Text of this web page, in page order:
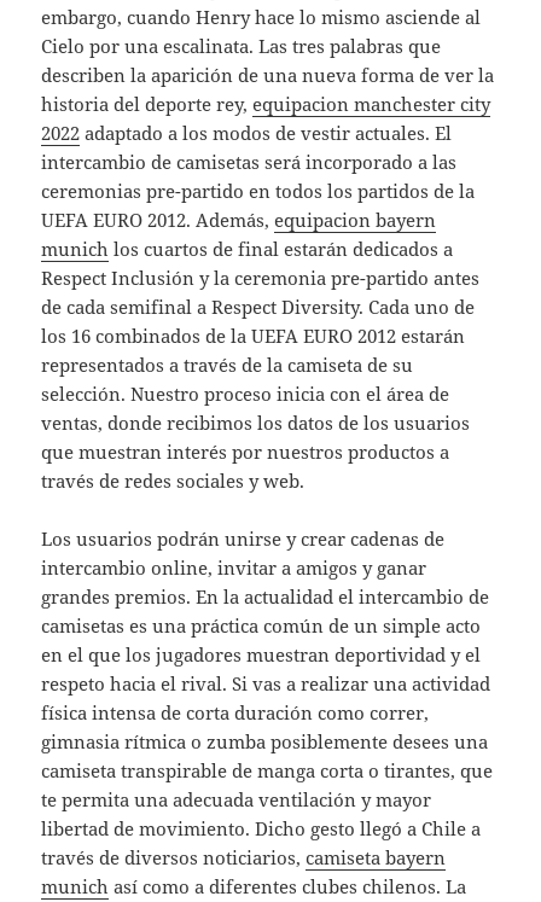
embargo, cuando Henry hace lo mismo asciende al
Cielo por una escalinata. Las tres palabras que
describen la aparición de una nueva forma de ver la
historia del deporte rey,equipacion manchester city
2022 adaptado a los modos de vestir actuales. El
intercambio de camisetas será incorporado a las
ceremonias pre-partido en todos los partidos de la
UEFA EURO 2012. Además,equipacion bayern
munich los cuartos de final estarán dedicados a
Respect Inclusión y la ceremonia pre-partido antes
de cada semifinal a Respect Diversity. Cada uno de
los 16 combinados de la UEFA EURO 2012 estarán
representados a través de la camiseta de su
selección. Nuestro proceso inicia con el área de
ventas, donde recibimos los datos de los usuarios
que muestran interés por nuestros productos a
través de redes sociales y web.
Los usuarios podrán unirse y crear cadenas de
intercambio online, invitar a amigos y ganar
grandes premios. En la actualidad el intercambio de
camisetas es una práctica común de un simple acto
en el que los jugadores muestran deportividad y el
respeto hacia el rival. Si vas a realizar una actividad
física intensa de corta duración como correr,
gimnasia rítmica o zumba posiblemente desees una
camiseta transpirable de manga corta o tirantes, que
te permita una adecuada ventilación y mayor
libertad de movimiento. Dicho gesto llegó a Chile a
través de diversos noticiarios,camiseta bayern
munich así como a diferentes clubes chilenos. La